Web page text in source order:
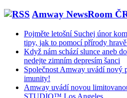
Amway NewsRoom
Pojměte letošní Suchej únor
tipy, jak to pomocí přírody
Když nám schází slunce aneb
nedejte zimním depresím šanci
Společnost Amway uvádí nový
imunity!
Amway uvádí novou
STUDIO™ Los Angeles